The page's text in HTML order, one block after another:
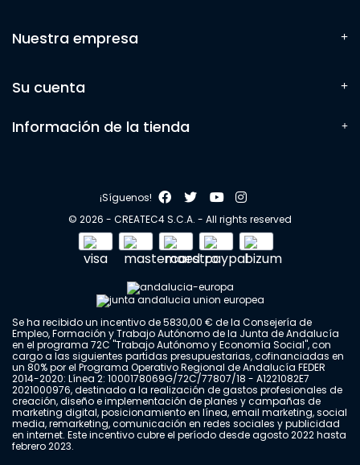
Nuestra empresa
Su cuenta
Información de la tienda
© 2026 - CREATEC4 S.C.A. - All rights reserved
¡Síguenos!
Se ha recibido un incentivo de 5830,00 € de la Consejería de
Empleo, Formación y Trabajo Autónomo de la Junta de Andalucía
en el programa 72C "Trabajo Autónomo y Economía Social", con
cargo a las siguientes partidas presupuestarias, cofinanciadas en
un 80% por el Programa Operativo Regional de Andalucía FEDER
2014-2020: Línea 2: 1000178069G/72C/77807/18 - A1221082E7
2021000976, destinado a la realización de gastos profesionales de
creación, diseño e implementación de planes y campañas de
marketing digital, posicionamiento en línea, email marketing, social
media, remarketing, comunicación en redes sociales y publicidad
en internet. Este incentivo cubre el período desde agosto 2022 hasta
febrero 2023.